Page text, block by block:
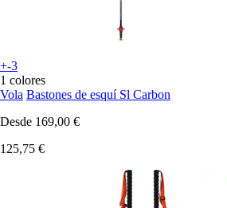
+-3
1 colores
Vola Bastones de esquí Sl Carbon
Desde 169,00 €
125,75 €